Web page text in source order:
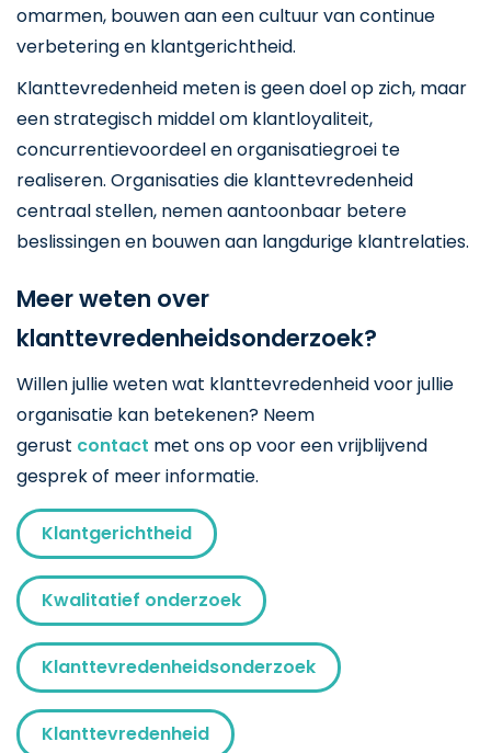
omarmen, bouwen aan een cultuur van continue
verbetering en klantgerichtheid.
Klanttevredenheid meten is geen doel op zich, maar
een strategisch middel om klantloyaliteit,
concurrentievoordeel en organisatiegroei te
realiseren. Organisaties die klanttevredenheid
centraal stellen, nemen aantoonbaar betere
beslissingen en bouwen aan langdurige klantrelaties.
Meer weten over
klanttevredenheidsonderzoek?
Willen jullie weten wat klanttevredenheid voor jullie
organisatie kan betekenen? Neem
gerust contact met ons op voor een vrijblijvend
gesprek of meer informatie.
Klantgerichtheid
Kwalitatief onderzoek
Klanttevredenheidsonderzoek
Klanttevredenheid